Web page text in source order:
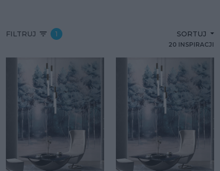
FILTRUJ 1 SORTUJ
20 INSPIRACJI